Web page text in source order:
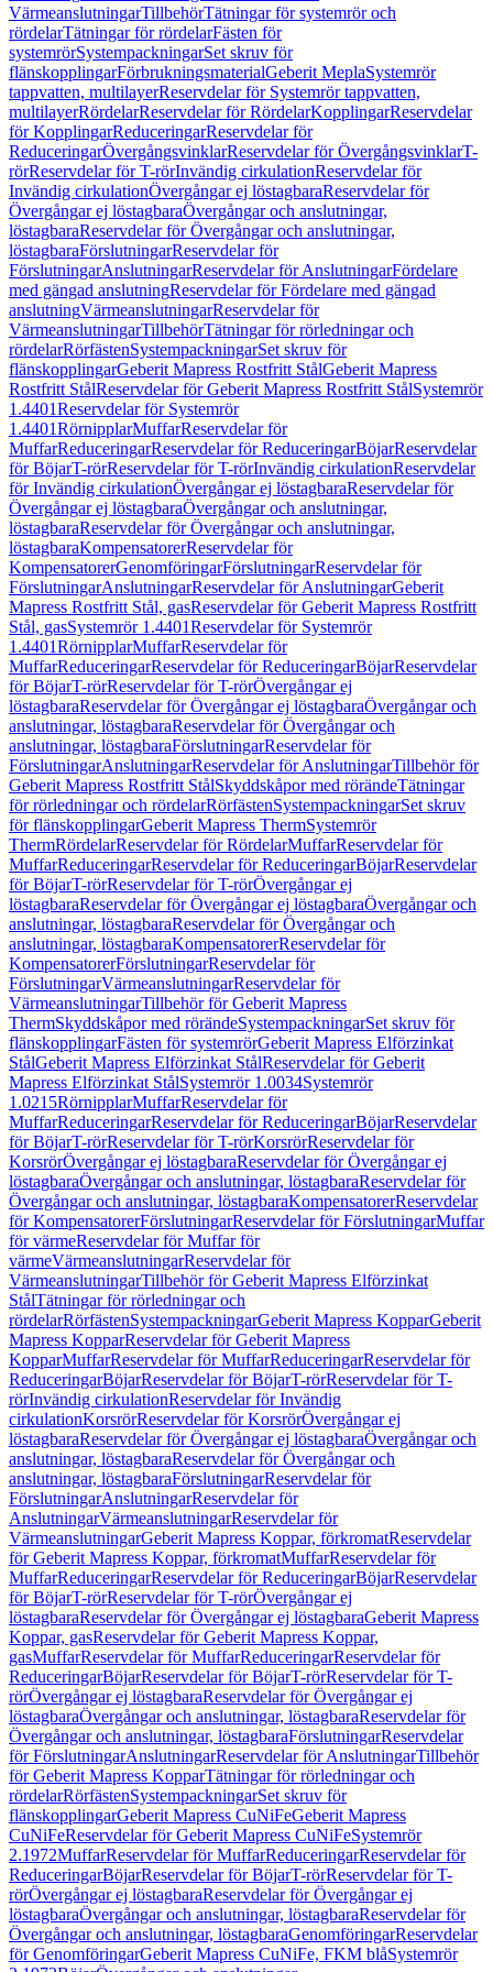
VärmeanslutningarTillbehörTätningar för systemrör och
rördelarTätningar för rördelarFästen för
systemrörSystempackningarSet skruv för
flänskopplingarFörbrukningsmaterialGeberit MeplaSystemrör
tappvatten, multilayerReservdelar för Systemrör tappvatten,
multilayerRördelarReservdelar för RördelarKopplingarReservdelar
för KopplingarReduceringarReservdelar för
ReduceringarÖvergångsvinklarReservdelar för ÖvergångsvinklarT-
rörReservdelar för T-rörInvändig cirkulationReservdelar för
Invändig cirkulationÖvergångar ej löstagbaraReservdelar för
Övergångar ej löstagbaraÖvergångar och anslutningar,
löstagbaraReservdelar för Övergångar och anslutningar,
löstagbaraFörslutningarReservdelar för
FörslutningarAnslutningarReservdelar för AnslutningarFördelare
med gängad anslutningReservdelar för Fördelare med gängad
anslutningVärmeanslutningarReservdelar för
VärmeanslutningarTillbehörTätningar för rörledningar och
rördelarRörfästenSystempackningarSet skruv för
flänskopplingarGeberit Mapress Rostfritt StålGeberit Mapress
Rostfritt StålReservdelar för Geberit Mapress Rostfritt StålSystemrör
1.4401Reservdelar för Systemrör
1.4401RörnipplarMuffarReservdelar för
MuffarReduceringarReservdelar för ReduceringarBöjarReservdelar
för BöjarT-rörReservdelar för T-rörInvändig cirkulationReservdelar
för Invändig cirkulationÖvergångar ej löstagbaraReservdelar för
Övergångar ej löstagbaraÖvergångar och anslutningar,
löstagbaraReservdelar för Övergångar och anslutningar,
löstagbaraKompensatorerReservdelar för
KompensatorerGenomföringarFörslutningarReservdelar för
FörslutningarAnslutningarReservdelar för AnslutningarGeberit
Mapress Rostfritt Stål, gasReservdelar för Geberit Mapress Rostfritt
Stål, gasSystemrör 1.4401Reservdelar för Systemrör
1.4401RörnipplarMuffarReservdelar för
MuffarReduceringarReservdelar för ReduceringarBöjarReservdelar
för BöjarT-rörReservdelar för T-rörÖvergångar ej
löstagbaraReservdelar för Övergångar ej löstagbaraÖvergångar och
anslutningar, löstagbaraReservdelar för Övergångar och
anslutningar, löstagbaraFörslutningarReservdelar för
FörslutningarAnslutningarReservdelar för AnslutningarTillbehör för
Geberit Mapress Rostfritt StålSkyddskåpor med rörändeTätningar
för rörledningar och rördelarRörfästenSystempackningarSet skruv
för flänskopplingarGeberit Mapress ThermSystemrör
ThermRördelarReservdelar för RördelarMuffarReservdelar för
MuffarReduceringarReservdelar för ReduceringarBöjarReservdelar
för BöjarT-rörReservdelar för T-rörÖvergångar ej
löstagbaraReservdelar för Övergångar ej löstagbaraÖvergångar och
anslutningar, löstagbaraReservdelar för Övergångar och
anslutningar, löstagbaraKompensatorerReservdelar för
KompensatorerFörslutningarReservdelar för
FörslutningarVärmeanslutningarReservdelar för
VärmeanslutningarTillbehör för Geberit Mapress
ThermSkyddskåpor med rörändeSystempackningarSet skruv för
flänskopplingarFästen för systemrörGeberit Mapress Elförzinkat
StålGeberit Mapress Elförzinkat StålReservdelar för Geberit
Mapress Elförzinkat StålSystemrör 1.0034Systemrör
1.0215RörnipplarMuffarReservdelar för
MuffarReduceringarReservdelar för ReduceringarBöjarReservdelar
för BöjarT-rörReservdelar för T-rörKorsrörReservdelar för
KorsrörÖvergångar ej löstagbaraReservdelar för Övergångar ej
löstagbaraÖvergångar och anslutningar, löstagbaraReservdelar för
Övergångar och anslutningar, löstagbaraKompensatorerReservdelar
för KompensatorerFörslutningarReservdelar för FörslutningarMuffar
för värmeReservdelar för Muffar för
värmeVärmeanslutningarReservdelar för
VärmeanslutningarTillbehör för Geberit Mapress Elförzinkat
StålTätningar för rörledningar och
rördelarRörfästenSystempackningarGeberit Mapress KopparGeberit
Mapress KopparReservdelar för Geberit Mapress
KopparMuffarReservdelar för MuffarReduceringarReservdelar för
ReduceringarBöjarReservdelar för BöjarT-rörReservdelar för T-
rörInvändig cirkulationReservdelar för Invändig
cirkulationKorsrörReservdelar för KorsrörÖvergångar ej
löstagbaraReservdelar för Övergångar ej löstagbaraÖvergångar och
anslutningar, löstagbaraReservdelar för Övergångar och
anslutningar, löstagbaraFörslutningarReservdelar för
FörslutningarAnslutningarReservdelar för
AnslutningarVärmeanslutningarReservdelar för
VärmeanslutningarGeberit Mapress Koppar, förkromatReservdelar
för Geberit Mapress Koppar, förkromatMuffarReservdelar för
MuffarReduceringarReservdelar för ReduceringarBöjarReservdelar
för BöjarT-rörReservdelar för T-rörÖvergångar ej
löstagbaraReservdelar för Övergångar ej löstagbaraGeberit Mapress
Koppar, gasReservdelar för Geberit Mapress Koppar,
gasMuffarReservdelar för MuffarReduceringarReservdelar för
ReduceringarBöjarReservdelar för BöjarT-rörReservdelar för T-
rörÖvergångar ej löstagbaraReservdelar för Övergångar ej
löstagbaraÖvergångar och anslutningar, löstagbaraReservdelar för
Övergångar och anslutningar, löstagbaraFörslutningarReservdelar
för FörslutningarAnslutningarReservdelar för AnslutningarTillbehör
för Geberit Mapress KopparTätningar för rörledningar och
rördelarRörfästenSystempackningarSet skruv för
flänskopplingarGeberit Mapress CuNiFeGeberit Mapress
CuNiFeReservdelar för Geberit Mapress CuNiFeSystemrör
2.1972MuffarReservdelar för MuffarReduceringarReservdelar för
ReduceringarBöjarReservdelar för BöjarT-rörReservdelar för T-
rörÖvergångar ej löstagbaraReservdelar för Övergångar ej
löstagbaraÖvergångar och anslutningar, löstagbaraReservdelar för
Övergångar och anslutningar, löstagbaraGenomföringarReservdelar
för GenomföringarGeberit Mapress CuNiFe, FKM blåSystemrör